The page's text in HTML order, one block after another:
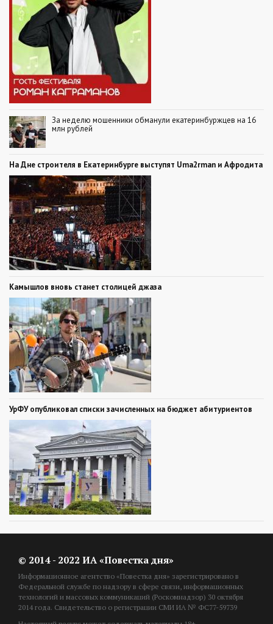
За неделю мошенники обманули екатеринбуржцев на 16
млн рублей
На Дне строителя в Екатеринбурге выступят Uma2rman и Афродита
Камышлов вновь станет столицей джаза
УрФУ опубликовал списки зачисленных на бюджет абитуриентов
© 2014 - 2022 ИА «Повестка дня»
Информационное агентство «Повестка дня» зарегистрировано в
Федеральной службе по надзору в сфере связи, информационных
технологий и массовых коммуникаций (Роскомнадзор) 30 октября
2014 года. Свидетельство о регистрации СМИ ИА № ФС77-59739